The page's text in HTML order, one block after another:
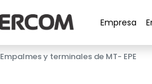
Empresa
Empalmes y terminales de MT- EPE